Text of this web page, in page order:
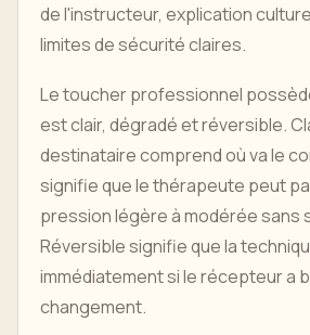
de l'instructeur, explication
limites de sécurité claires.
Le toucher professionnel
est clair, dégradé et réversible.
destinataire comprend où va le
signifie que le thérapeute peut
pression légère à modérée sans
Réversible signifie que la
immédiatement si le récepteur a
changement.